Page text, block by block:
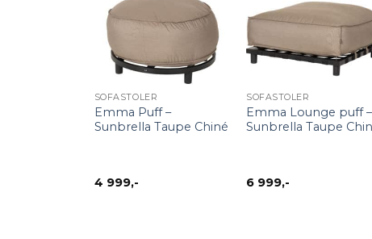
+
SOFASTOLER
Emma Puff –
Sunbrella Taupe Chiné
4 999,-
SOFASTOLER
Emma Lounge puff –
Sunbrella Taupe
6 999,-